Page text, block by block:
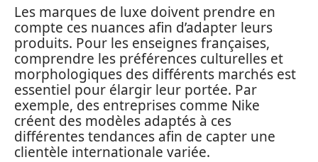
Les marques de luxe doivent prendre en
compte ces nuances afin d’adapter leurs
produits. Pour les enseignes françaises,
comprendre les préférences culturelles et
morphologiques des différents marchés est
essentiel pour élargir leur portée. Par
exemple, des entreprises comme Nike
créent des modèles adaptés à ces
différentes tendances afin de capter une
clientèle internationale variée.